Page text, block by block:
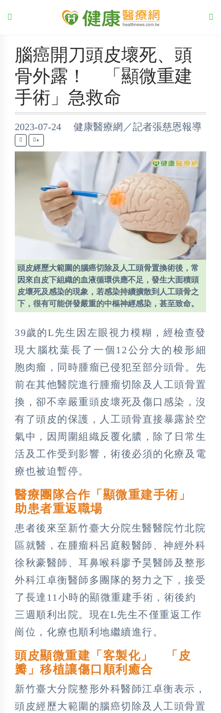
腦癌開刀頭皮壞死、頭
骨外露！ 「顯微重建
手術」急救命
2023-07-24 健康醫療網／記者張慈恩報導
+
頭皮經歷大範圍的腦癌切除及人工頭骨置換術後，常
因來自皮下組織的血液循環供應不足，發生大面積頭
皮壞死及感染的現象，若感染持續擴散到人工頭骨之
下，很有可能併發嚴重的中樞神經感染，甚至致命。
39歲的L先生因左眼視力模糊，經檢查發
現大腦枕葉長了一個12公分大的梭形細
胞肉瘤，同時腫瘤已侵犯至部分頭骨。先
前在其他醫院進行腫瘤切除及人工頭骨置
換，卻不幸嚴重頭皮壞死及傷口感染，沒
有了頭皮的保護，人工頭骨直接暴露於空
氣中，因周圍組織反覆化膿，除了日常生
活及工作受到影響，術後必須的化療及電
療也被迫暫停。
醫療團隊合作「顯微重建手術」
助患者重返職場
患者後來至新竹臺大分院生醫醫院竹北院
區就醫，在腫瘤科呂庭毅醫師、神經外科
徐秋豪醫師、耳鼻喉科廖予昊醫師及整形
外科江卓衡醫師多團隊的努力之下，接受
了長達11小時的顯微重建手術，術後約
三週順利出院。現在L先生不僅重返工作
崗位，化療也順利地繼續進行。
頭皮顯微重建「客製化」 「皮
瓣」移植讓傷口順利癒合
新竹臺大分院整形外科醫師江卓衡表示，
頭皮經歷大範圍的腦癌切除及人工頭骨置